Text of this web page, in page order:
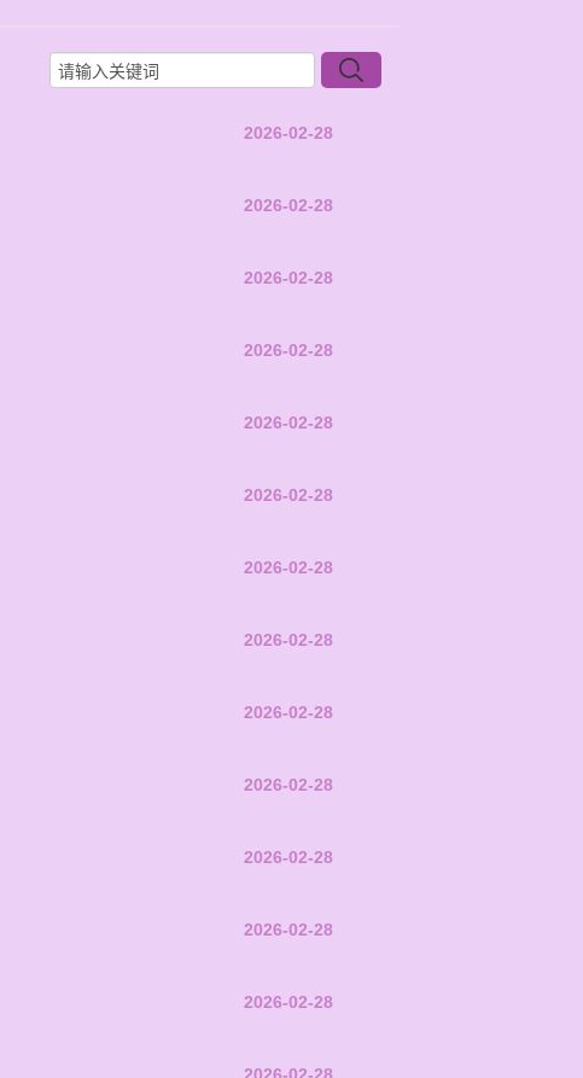
2026-02-28
2026-02-28
2026-02-28
2026-02-28
2026-02-28
2026-02-28
2026-02-28
2026-02-28
2026-02-28
2026-02-28
2026-02-28
2026-02-28
2026-02-28